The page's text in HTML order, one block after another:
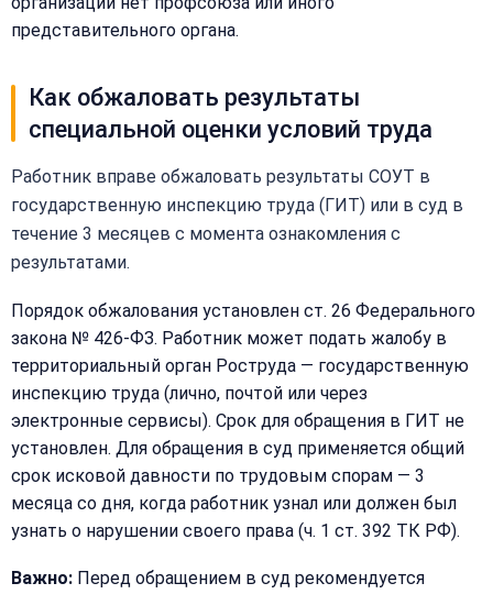
представительного органа.
Как обжаловать результаты
специальной оценки условий труда
Работник вправе обжаловать результаты СОУТ в
государственную инспекцию труда (ГИТ) или в суд в
течение 3 месяцев с момента ознакомления с
результатами.
Порядок обжалования установлен ст. 26 Федерального
закона № 426-ФЗ. Работник может подать жалобу в
территориальный орган Роструда — государственную
инспекцию труда (лично, почтой или через
электронные сервисы). Срок для обращения в ГИТ не
установлен. Для обращения в суд применяется общий
срок исковой давности по трудовым спорам — 3
месяца со дня, когда работник узнал или должен был
узнать о нарушении своего права (ч. 1 ст. 392 ТК РФ).
Важно: Перед обращением в суд рекомендуется
Email:
Согласен на
обработку
персональных
консультация
и
—
перезвоним
и
рассчитаем
стоимость
Телефон:
+
Добавить
комментарий
Согласен на
обработку
данных